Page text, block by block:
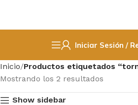
Iniciar Sesión /
Inicio Productos etiquetados
Mostrando los 2 resultados
Show sidebar